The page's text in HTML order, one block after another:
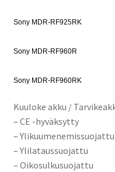
Sony MDR-RF925RK
Sony MDR-RF960R
Sony MDR-RF960RK
Kuuloke akku /
– CE -hyväksytty
– Ylikuumenemissuojattu
– Ylilataussuojattu
– Oikosulkusuojattu